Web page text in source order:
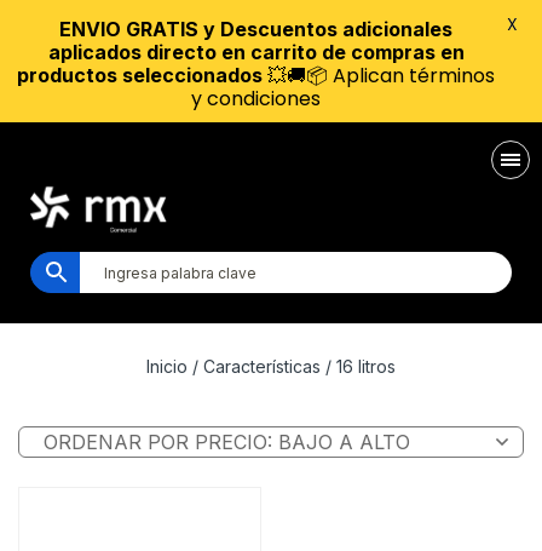
Inicio / Características / 16 litros
ENVIO GRATIS y Descuentos adicionales
aplicados directo en carrito de compras en
productos seleccionados 💥🚚📦 Aplican términos
y condiciones
X